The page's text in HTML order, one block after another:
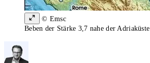
© Emsc
Beben der Stärke 3,7 nahe der Adriaküste